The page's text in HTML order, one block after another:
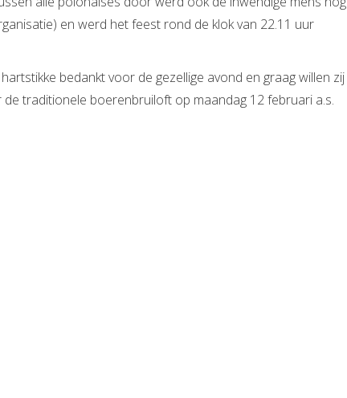
en werd het feest rond de klok van 22.11 uur
bedankt voor de gezellige avond en graag willen zij
traditionele boerenbruiloft op maandag 12 februari a.s.